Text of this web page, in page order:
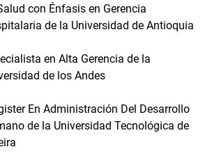
con Énfasis en Gerencia
de la Universidad de Antioquia
en Alta Gerencia de la
de los Andes
En Administración Del Desarrollo
de la Universidad Tecnológica de